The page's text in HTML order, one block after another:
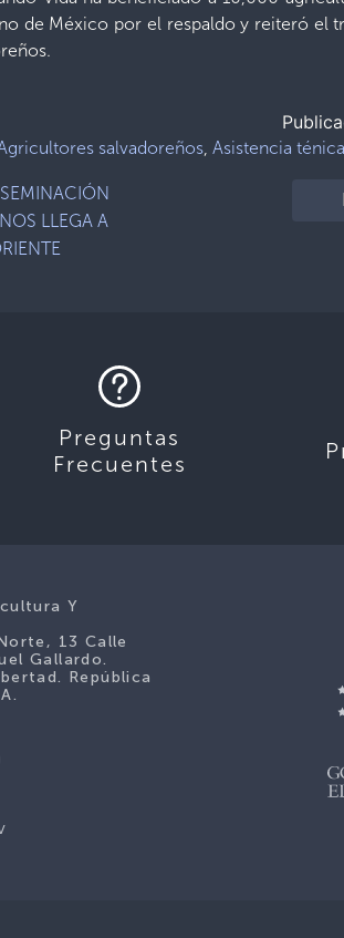
de México por el respaldo y reiteró el
salvadoreños, Asistencia ténica
LLEGA A
Preguntas
Frecuentes
Y
13 Calle
Gallardo.
República